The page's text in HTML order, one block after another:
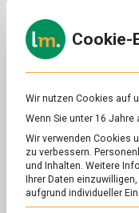
to
content
Cookie-
Wir nutzen Cookies auf
Wenn Sie unter 16
Wir verwenden Cookies
zu verbessern.
und Inhalten. Weitere
Ihrer Daten
aufgrund individueller